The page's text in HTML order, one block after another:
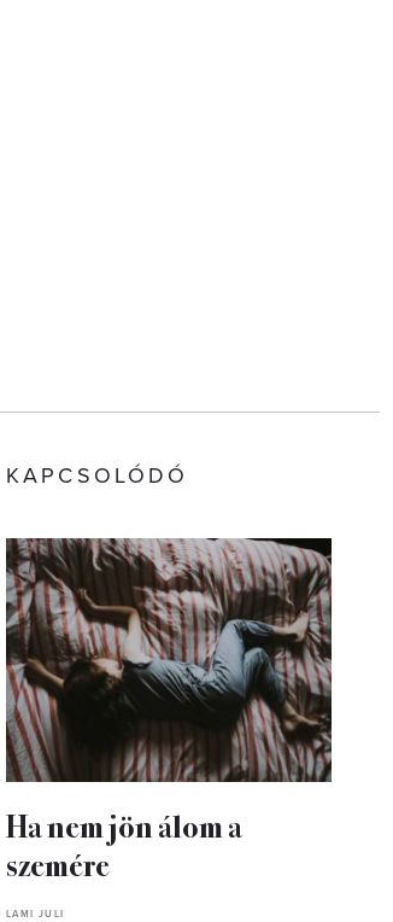
KAPCSOLÓDÓ
Ha nem jön álom a
szemére
LAMI JULI